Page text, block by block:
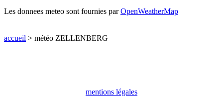
Les donnees meteo sont fournies parOpenWeatherMap
accueil > météo ZELLENBERG
mentions légales